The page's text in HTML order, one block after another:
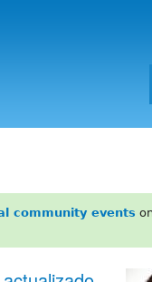
community events